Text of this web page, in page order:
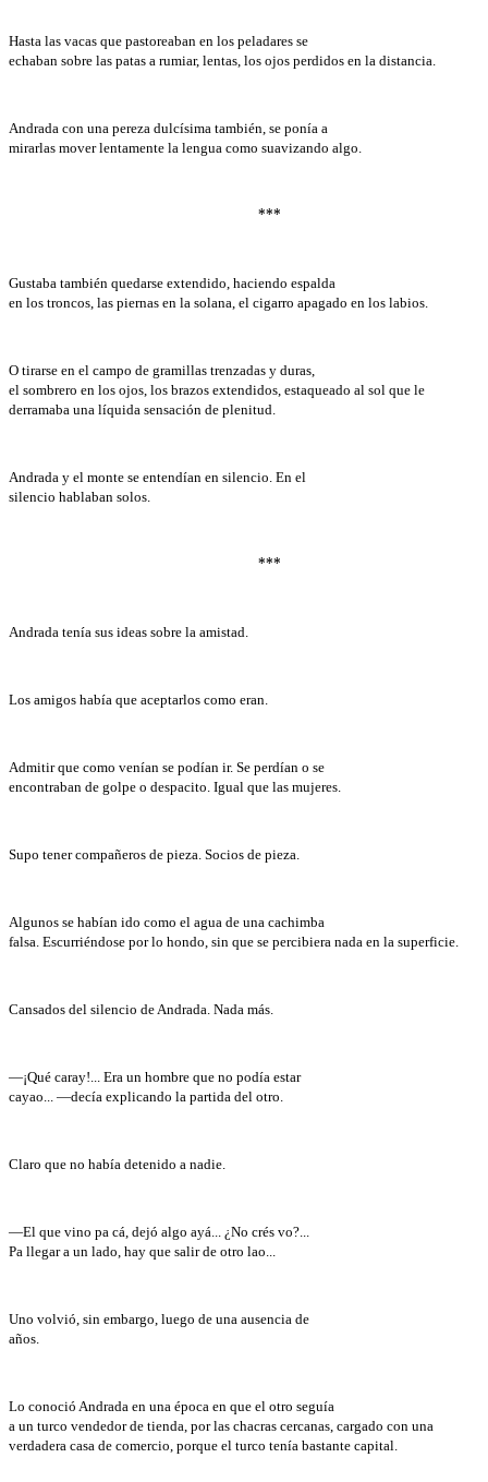
Hasta las vacas que pastoreaban en los peladares se
echaban sobre las patas a rumiar, lentas, los ojos perdidos en la distancia.
Andrada con una pereza dulcísima también, se ponía a
mirarlas mover lentamente la lengua como suavizando algo.
­­­­­­***
Gustaba también quedarse extendido, haciendo espalda
en los troncos, las piernas en la solana, el cigarro apagado en los labios.
O tirarse en el campo de gramillas trenzadas y duras,
el sombrero en los ojos, los brazos extendidos, estaqueado al sol que le
derramaba una líquida sensación de plenitud.
Andrada y el monte se entendían en silencio. En el
silencio hablaban solos.
***
Andrada tenía sus ideas sobre la amistad.
Los amigos había que aceptarlos como eran.
Admitir que como venían se podían ir. Se perdían o se
encontraban de golpe o despacito. Igual que las mujeres.
Supo tener compañeros de pieza. Socios de pieza.
Algunos se habían ido como el agua de una cachimba
falsa. Escurriéndose por lo hondo, sin que se percibiera nada en la superficie.
Cansados del silencio de Andrada. Nada más.
—¡Qué caray!... Era un hombre que no podía estar
cayao... —decía explicando la partida del otro.
Claro que no había detenido a nadie.
—El que vino pa cá, dejó algo ayá... ¿No crés vo?...
Pa llegar a un lado, hay que salir de otro lao...
Uno volvió, sin embargo, luego de una ausencia de
años.
Lo conoció Andrada en una época en que el otro seguía
a un turco vendedor de tienda, por las chacras cercanas, cargado con una
verdadera casa de comercio, porque el turco tenía bastante capital.